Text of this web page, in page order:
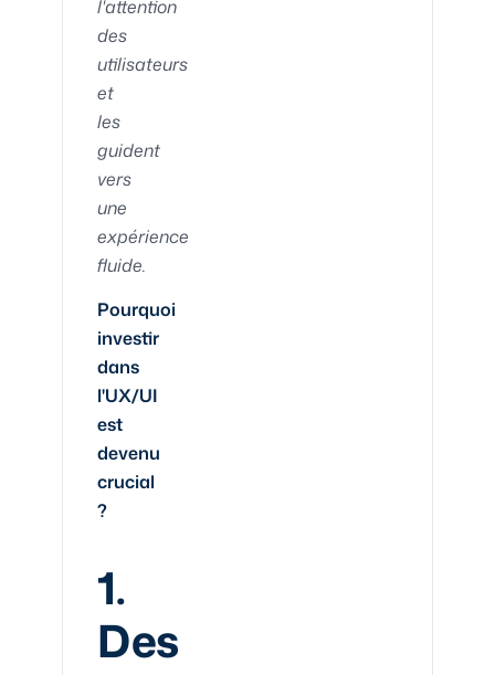
l'attention
des
utilisateurs
et
les
guident
vers
une
expérience
fluide.
Pourquoi
investir
dans
l'UX/UI
est
devenu
crucial
?
1.
Des